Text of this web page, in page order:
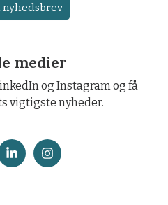
medier
og Instagram og få
vigtigste nyheder.